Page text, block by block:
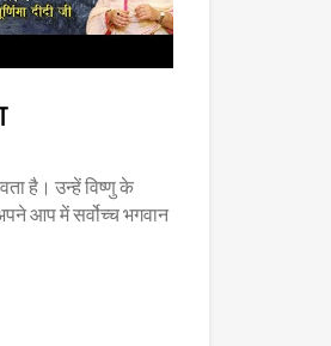
है। उन्हें विष्णु के
आप में सर्वोच्च भगवान